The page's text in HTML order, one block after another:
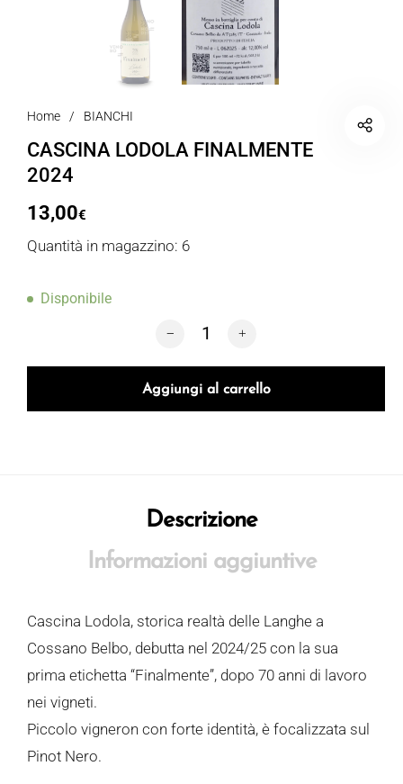
Home / BIANCHI
CASCINA LODOLA FINALMENTE
2024
13,00€
Quantità in magazzino: 6
Disponibile
CASCINA LODOLA FINALMENTE
Aggiungi al carrello
Descrizione
Informazioni aggiuntive
Cascina Lodola, storica realtà delle Langhe a
Cossano Belbo, debutta nel 2024/25 con la sua
prima etichetta “Finalmente”, dopo 70 anni di lavoro
nei vigneti.
Piccolo vigneron con forte identità, è focalizzata sul
Pinot Nero.